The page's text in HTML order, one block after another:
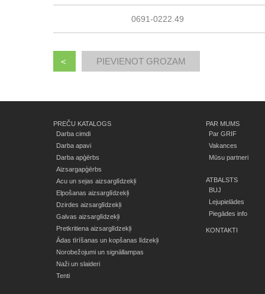
0691-0222.49
<
PREČU KATALOGS
Darba cimdi
Darba apavi
Darba apģērbs
Aizsargapģērbs
Acu un sejas aizsarglīdzekļi
Elpošanas aizsarglīdzekļi
Dzirdes aizsarglīdzekļi
Galvas aizsarglīdzekļi
Pretkritiena aizsarglīdzekļi
Ādas tīrīšanas un kopšanas līdzekļi
Norobežojumi un signāllampas
Naži un slaideri
Tenti
PAR MUMS
Par GRIF
Vakances
Mūsu partneri
ATBALSTS
BUJ
Lejupielādes
Piegādes info
KONTAKTI